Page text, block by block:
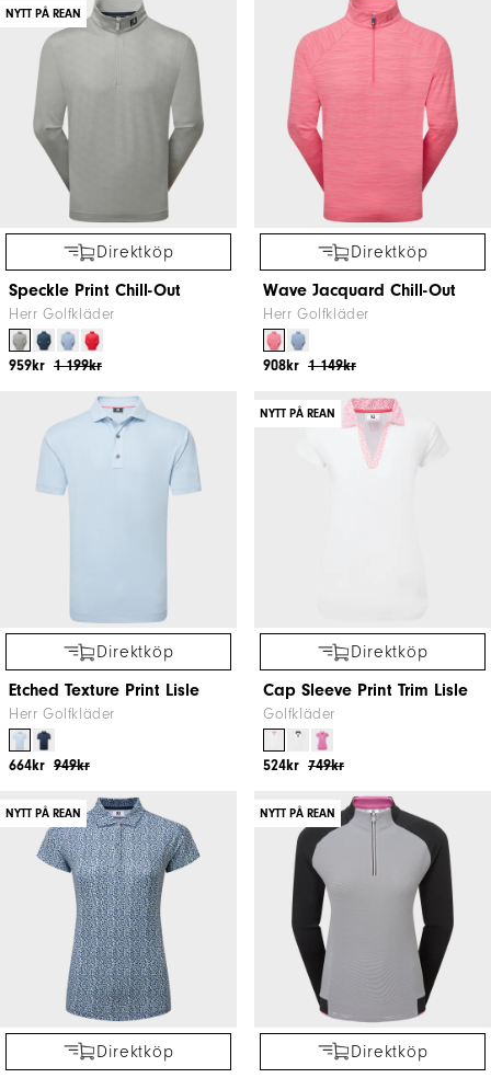
NYTT PÅ REAN
Direktköp
Speckle Print Chill-Out
Herr Golfkläder
1 199kr
959kr
Direktköp
Wave Jacquard Chill-Out
Herr Golfkläder
1 149kr
908kr
Direktköp
Etched Texture Print Lisle
Herr Golfkläder
949kr
664kr
NYTT PÅ REAN
Direktköp
Cap Sleeve Print Trim Lisle
Golfkläder
749kr
524kr
NYTT PÅ REAN
Direktköp
NYTT PÅ REAN
Direktköp